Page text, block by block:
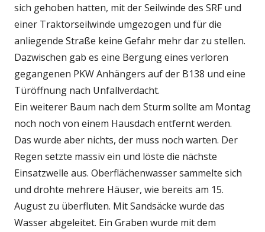
sich gehoben hatten, mit der Seilwinde des SRF und
einer Traktorseilwinde umgezogen und für die
anliegende Straße keine Gefahr mehr dar zu stellen.
Dazwischen gab es eine Bergung eines verloren
gegangenen PKW Anhängers auf der B138 und eine
Türöffnung nach Unfallverdacht.
Ein weiterer Baum nach dem Sturm sollte am Montag
noch noch von einem Hausdach entfernt werden.
Das wurde aber nichts, der muss noch warten. Der
Regen setzte massiv ein und löste die nächste
Einsatzwelle aus. Oberflächenwasser sammelte sich
und drohte mehrere Häuser, wie bereits am 15.
August zu überfluten. Mit Sandsäcke wurde das
Wasser abgeleitet. Ein Graben wurde mit dem